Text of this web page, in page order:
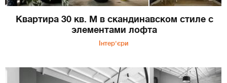
Квартира 30 кв. М в скандинавском стиле с
элементами лофта
Інтер'єри